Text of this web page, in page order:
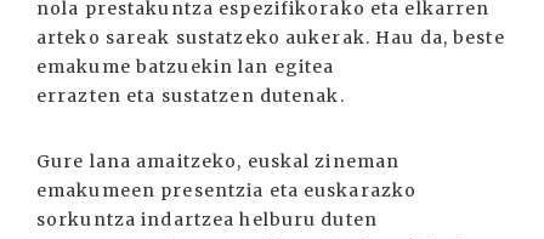
nola prestakuntza espezifikorako eta elkarren
arteko sareak sustatzeko aukerak. Hau da, beste
emakume batzuekin lan egitea
errazten eta sustatzen dutenak.
Gure lana amaitzeko, euskal zineman
emakumeen presentzia eta euskarazko
sorkuntza indartzea helburu duten